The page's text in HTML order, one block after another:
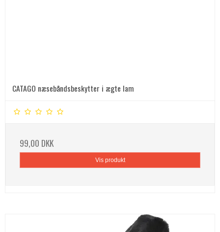
CATAGO næsebåndsbeskytter i ægte lam
99,00 DKK
Vis produkt